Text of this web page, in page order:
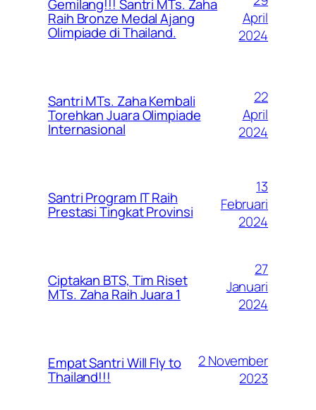
Gemilang!!! Santri MTs. Zaha
Raih Bronze Medal Ajang
Olimpiade di Thailand.
April
2024
Santri MTs. Zaha Kembali
Torehkan Juara Olimpiade
Internasional
22
April
2024
Santri Program IT Raih
Prestasi Tingkat Provinsi
13
Februari
2024
Ciptakan BTS, Tim Riset
MTs. Zaha Raih Juara 1
27
Januari
2024
Empat Santri Will Fly to
Thailand!!!
2 November
2023